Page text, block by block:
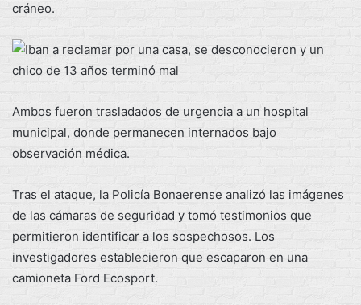
cráneo.
Ambos fueron trasladados de urgencia a un hospital
municipal, donde permanecen internados bajo
observación médica.
Tras el ataque, la Policía Bonaerense analizó las imágenes
de las cámaras de seguridad y tomó testimonios que
permitieron identificar a los sospechosos. Los
investigadores establecieron que escaparon en una
camioneta Ford Ecosport.